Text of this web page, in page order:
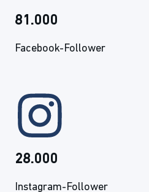
81.000
Facebook-Follower
28.000
Instagram-Follower